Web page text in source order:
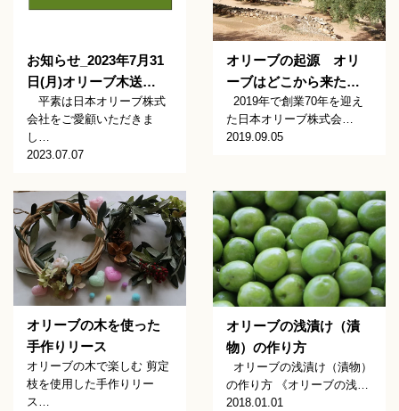
お知らせ_2023年7月31
日(月)オリーブ木送…
平素は日本オリーブ株式
会社をご愛顧いただきま
し…
2023.07.07
オリーブの起源 オリ
ーブはどこから来た…
2019年で創業70年を迎え
た日本オリーブ株式会…
2019.09.05
オリーブの木を使った
手作りリース
オリーブの木で楽しむ 剪定
枝を使用した手作りリー
ス…
オリーブの浅漬け（漬
物）の作り方
オリーブの浅漬け（漬物）
の作り方 《オリーブの浅…
2018.01.01